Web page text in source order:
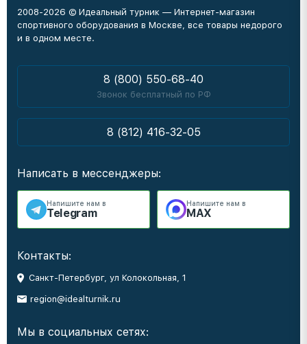
2008-2026 © Идеальный турник — Интернет-магазин
спортивного оборудования в Москве, все товары недорого
и в одном месте.
8 (800) 550-68-40
Звонок бесплатный по РФ
8 (812) 416-32-05
Написать в мессенджеры:
Напишите нам в
Telegram
Напишите нам в
MAX
Контакты:
Санкт-Петербург, ул Колокольная, 1
region@idealturnik.ru
Мы в социальных сетях: